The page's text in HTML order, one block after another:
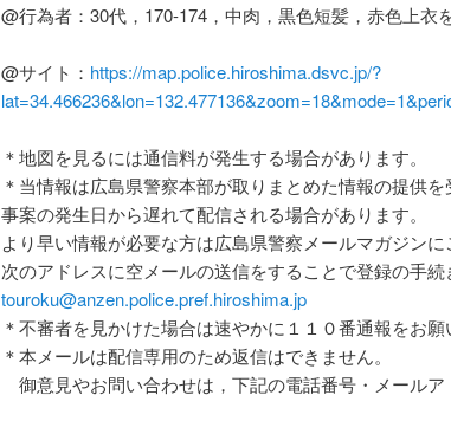
@行為者：30代，170-174，中肉，黒色短髪，赤色上衣
@サイト： https://map.police.hiroshima.dsvc.jp/?
＊地図を見るには通信料が発生する場合があります。
＊当情報は広島県警察本部が取りまとめた情報の提供を
事案の発生日から遅れて配信される場合があります。
より早い情報が必要な方は広島県警察メールマガジンに
次のアドレスに空メールの送信をすることで登録の手続
touroku@anzen.police.pref.hiroshima.jp
＊不審者を見かけた場合は速やかに１１０番通報をお願
＊本メールは配信専用のため返信はできません。
御意見やお問い合わせは，下記の電話番号・メールア